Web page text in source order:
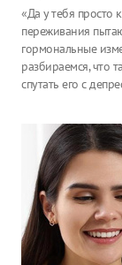
«Да у тебя просто
переживания
гормональные
разбираемся, что
спутать его с